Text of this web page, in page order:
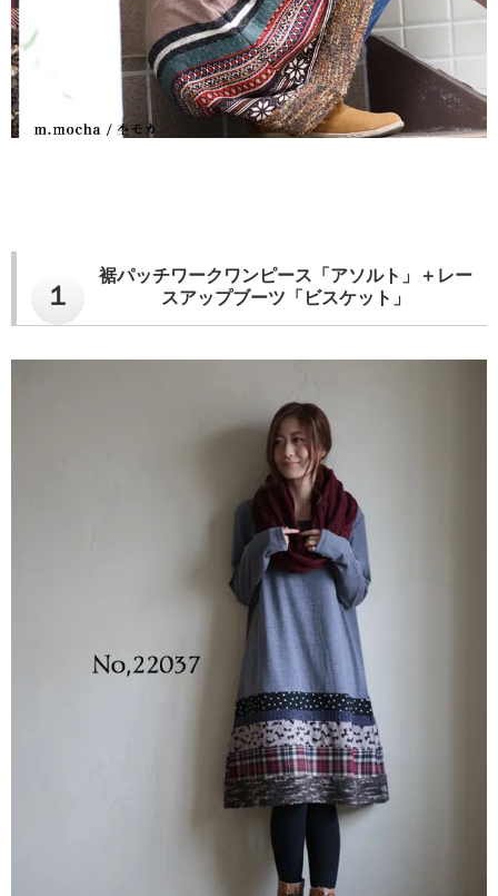
１
裾パッチワークワンピース「アソルト」＋レー
スアップブーツ「ビスケット」